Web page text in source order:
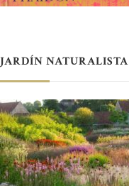
JARDÍN NATURALISTA